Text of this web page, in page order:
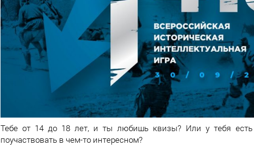
Тебе от 14 до 18 лет, и ты любишь квизы? Или у тебя
поучаствовать в чем-то интересном?